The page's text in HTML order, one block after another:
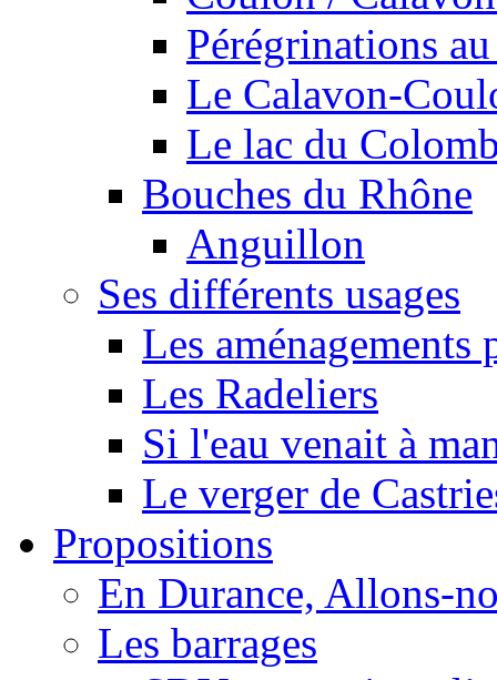
Pérégrinations
Le Calavon-
Le lac du
Bouches du Rhône
Anguillon
Ses différents usages
Les
Les Radeliers
Si l'eau venait à
Le verger de
Propositions
En Durance, Allons-
Les barrages